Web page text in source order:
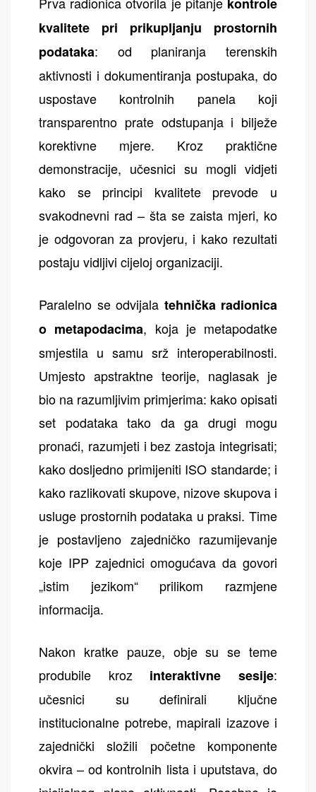
kvalitete pri prikupljanju prostornih
podataka: od planiranja terenskih
aktivnosti i dokumentiranja postupaka, do
uspostave kontrolnih panela koji
transparentno prate odstupanja i bilježe
korektivne mjere. Kroz praktične
demonstracije, učesnici su mogli vidjeti
kako se principi kvalitete prevode u
svakodnevni rad – šta se zaista mjeri, ko
je odgovoran za provjeru, i kako rezultati
postaju vidljivi cijeloj organizaciji.
Paralelno se odvijala tehnička radionica
o metapodacima, koja je metapodatke
smjestila u samu srž interoperabilnosti.
Umjesto apstraktne teorije, naglasak je
bio na razumljivim primjerima: kako opisati
set podataka tako da ga drugi mogu
pronaći, razumjeti i bez zastoja integrisati;
kako dosljedno primijeniti ISO standarde; i
kako razlikovati skupove, nizove skupova i
usluge prostornih podataka u praksi. Time
je postavljeno zajedničko razumijevanje
koje IPP zajednici omogućava da govori
„istim jezikom“ prilikom razmjene
informacija.
Nakon kratke pauze, obje su se teme
produbile kroz interaktivne sesije:
učesnici su definirali ključne
institucionalne potrebe, mapirali izazove i
zajednički složili početne komponente
okvira – od kontrolnih lista i uputstava, do